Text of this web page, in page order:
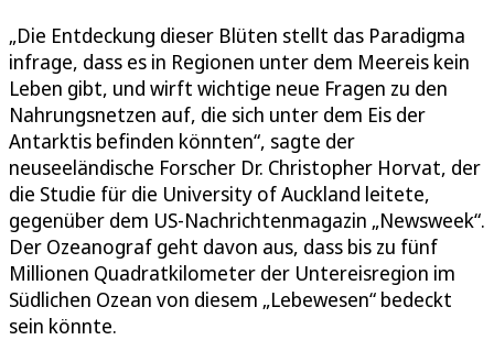
„Die Entdeckung dieser Blüten stellt das Paradigma
infrage, dass es in Regionen unter dem Meereis kein
Leben gibt, und wirft wichtige neue Fragen zu den
Nahrungsnetzen auf, die sich unter dem Eis der
Antarktis befinden könnten“, sagte der
neuseeländische Forscher Dr. Christopher Horvat, der
die Studie für die University of Auckland leitete,
gegenüber dem US-Nachrichtenmagazin „Newsweek“.
Der Ozeanograf geht davon aus, dass bis zu fünf
Millionen Quadratkilometer der Untereisregion im
Südlichen Ozean von diesem „Lebewesen“ bedeckt
sein könnte.